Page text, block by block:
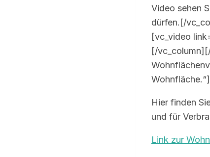
Video sehen
dürfen.[/
[vc_video
[/
Hier finden
und für
Link zur